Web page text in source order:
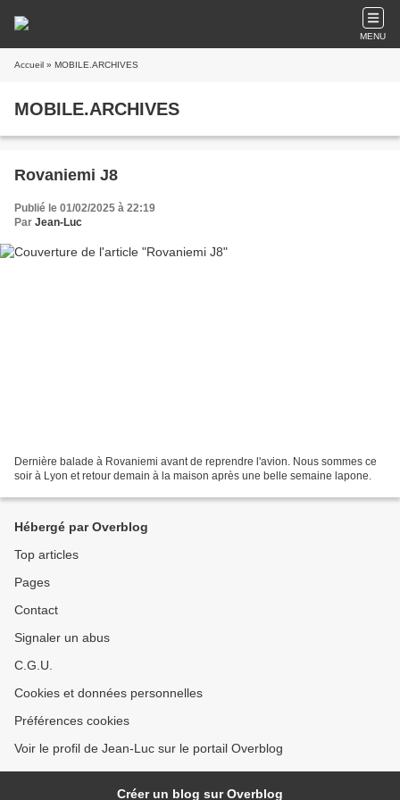
MENU
Accueil » MOBILE.ARCHIVES
MOBILE.ARCHIVES
Rovaniemi J8
Publié le 01/02/2025 à 22:19
Par Jean-Luc
Dernière balade à Rovaniemi avant de reprendre l'avion. Nous sommes ce
soir à Lyon et retour demain à la maison après une belle semaine lapone.
Hébergé par Overblog
Top articles
Pages
Contact
Signaler un abus
C.G.U.
Cookies et données personnelles
Préférences cookies
Voir le profil de Jean-Luc sur le portail Overblog
Créer un blog sur Overblog